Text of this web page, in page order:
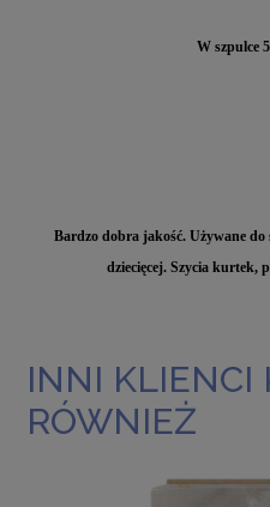
W szpulce
Bardzo dobra jakość. Używane
dziecięcej. Szycia kurtek,
INNI KLIENCI
RÓWNIEŻ